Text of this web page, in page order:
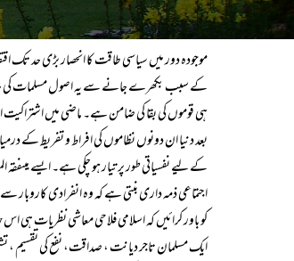
موجودہ دور میں سیاسی طاقت کا انحصار بڑی حد
کے سبب بکھرے جانے سے یہ اصول مسلمات کی
ہی قوموں کی بقا کی ضامن ہے۔ ماضی میں
بعد دنیا ان دونوں نظاموں کی افراط و تفریط کے
کے لیے نفسیاتی طور پر تیار ہو چکی ہے۔ ایسے
اجتماعی ذمہ داری بنتی ہے کہ وہ انفرادی کاروبار
کو باور کرائیں کہ اسلامی فلاحی معاشی نظریات ہی اس Baloon Economyکو ٹھوس وجود فراہم کر سکتے ہیں۔
ایک مسلمان تاجر دیانت ، صداقت، نفع کی تقسیم ،